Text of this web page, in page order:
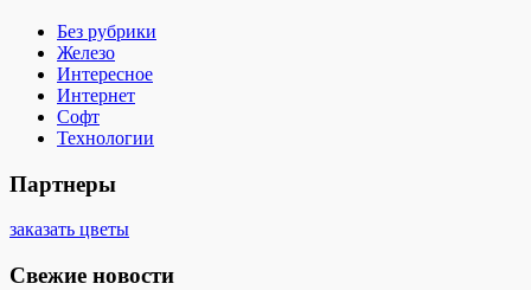
Без рубрики
Железо
Интересное
Интернет
Софт
Технологии
Партнеры
заказать цветы
Свежие новости